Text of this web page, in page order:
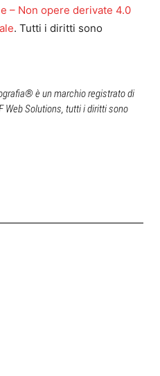
– Non opere derivate 4.0
. Tutti i diritti sono
è un marchio registrato di
Web Solutions, tutti i diritti sono